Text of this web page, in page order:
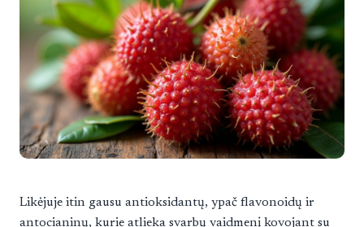
Likėjuje itin gausu antioksidantų, ypač flavonoidų ir
antocianinų, kurie atlieka svarbų vaidmenį kovojant su